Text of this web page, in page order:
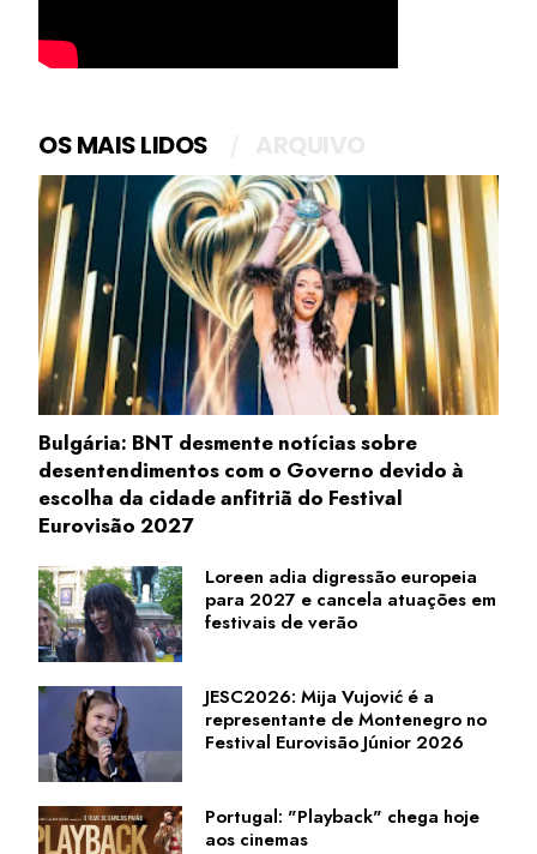
OS MAIS LIDOS
Bulgária: BNT desmente notícias sobre
desentendimentos com o Governo devido à
escolha da cidade anfitriã do Festival
Eurovisão 2027
Loreen adia digressão europeia
para 2027 e cancela atuações em
festivais de verão
JESC2026: Mija Vujović é a
representante de Montenegro no
Festival Eurovisão Júnior 2026
Portugal: "Playback" chega hoje
aos cinemas